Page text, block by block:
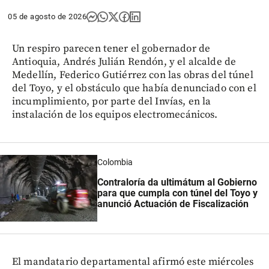
05 de agosto de 2026
Un respiro parecen tener el gobernador de
Antioquia, Andrés Julián Rendón, y el alcalde de
Medellín, Federico Gutiérrez con las obras del túnel
del Toyo, y el obstáculo que había denunciado con el
incumplimiento, por parte del Invías, en la
instalación de los equipos electromecánicos.
Colombia
Contraloría da ultimátum al Gobierno
para que cumpla con túnel del Toyo y
anunció Actuación de Fiscalización
El mandatario departamental afirmó este miércoles